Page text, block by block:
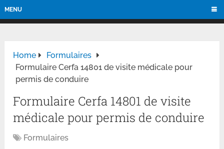
MENU
Home
Formulaires
Formulaire Cerfa 14801 de visite médicale pour
permis de conduire
Formulaire Cerfa 14801 de visite
médicale pour permis de conduire
Formulaires